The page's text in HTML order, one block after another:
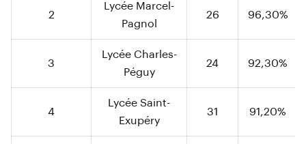
2
Lycée Marcel-
Pagnol
26 96,30%
3
Lycée Charles-
Péguy
24 92,30%
4
Lycée Saint-
Exupéry
31 91,20%